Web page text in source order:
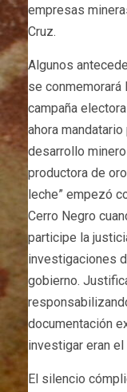
empresas
Cruz.
Algunos
se conmemorará
campaña
ahora
desarrollo
productora de
leche” empezó
Cerro Negro
participe la
investigaciones
gobierno.
documentación
investigar eran
El silencio